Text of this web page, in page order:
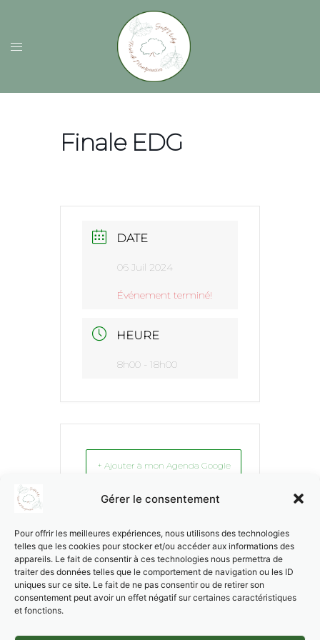
Gérer le consentement
Pour offrir les meilleures expériences, nous utilisons des technologies
telles que les cookies pour stocker et/ou accéder aux informations des
appareils. Le fait de consentir à ces technologies nous permettra de
traiter des données telles que le comportement de navigation ou les ID
uniques sur ce site. Le fait de ne pas consentir ou de retirer son
consentement peut avoir un effet négatif sur certaines caractéristiques
et fonctions.
Finale EDG
DATE
06 Juil 2024
Événement terminé!
HEURE
8h00 - 18h00
+ Ajouter à mon Agenda Google